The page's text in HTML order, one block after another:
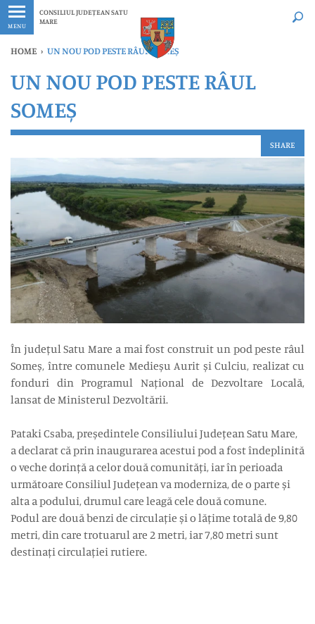
MENU
CONSILIUL JUDEȚEAN SATU
MARE
Ultimele
HOME › UN NOU POD PESTE RÂUL SOMEȘ
UN NOU POD PESTE RÂUL
SOMEȘ
SHARE
În județul Satu Mare a mai fost construit un pod peste râul
Someș, între comunele Medieșu Aurit și Culciu, realizat cu
fonduri din Programul Național de Dezvoltare Locală,
lansat de Ministerul Dezvoltării.
Pataki Csaba, președintele Consiliului Județean Satu Mare,
a declarat că prin inaugurarea acestui pod a fost îndeplinită
o veche dorință a celor două comunități, iar în perioada
următoare Consiliul Județean va moderniza, de o parte și
alta a podului, drumul care leagă cele două comune.
Podul are două benzi de circulație și o lățime totală de 9,80
metri, din care trotuarul are 2 metri, iar 7,80 metri sunt
destinați circulației rutiere.